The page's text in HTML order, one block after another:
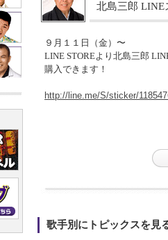
北島三郎 LINE
９月１１日（金）〜
LINE STOREより北島三郎
購入できます！
http://line.me/S/sticker/
歌手別にトピックスを見